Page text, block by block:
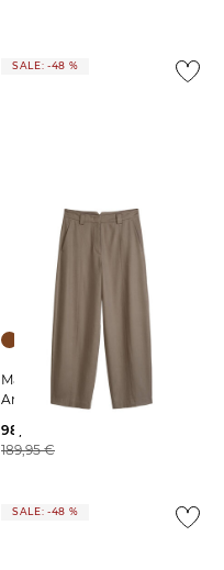
SALE: -48 %
Marc O'Polo | Damen
Anzughose im Barrel-Stil
98,95 €
189,95 €
SALE: -48 %